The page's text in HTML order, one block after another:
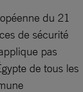
du 21
de sécurité
pas
de tous les